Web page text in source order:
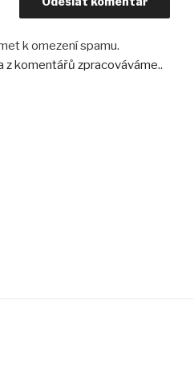
k omezení spamu.
z komentářů zpracováváme..